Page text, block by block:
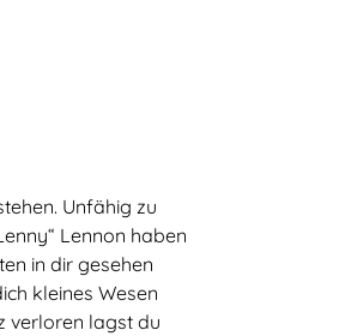
Unfähig zu
Lennon haben
in dir gesehen
kleines Wesen
verloren lagst du